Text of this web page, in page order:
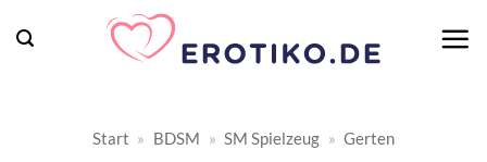
Inhalt
Start » BDSM » SM Spielzeug » Gerten